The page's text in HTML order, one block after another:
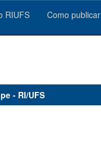
RIUFS Como publicar
- RI/UFS